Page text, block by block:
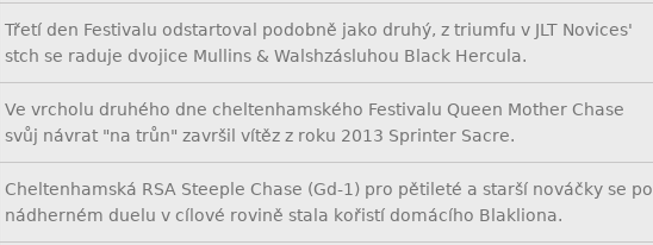
Třetí den Festivalu odstartoval podobně jako druhý, z triumfu v JLT Novices'
stch se raduje dvojice Mullins & Walshzásluhou Black Hercula.
Ve vrcholu druhého dne cheltenhamského Festivalu Queen Mother Chase
svůj návrat "na trůn" završil vítěz z roku 2013 Sprinter Sacre.
Cheltenhamská RSA Steeple Chase (Gd-1) pro pětileté a starší nováčky se po
nádherném duelu v cílové rovině stala kořistí domácího Blakliona.